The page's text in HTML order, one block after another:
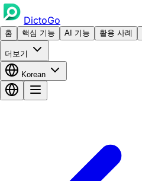
DictoGo
홈 핵심 기능 AI 기능 활용 사례
더보기
Korean